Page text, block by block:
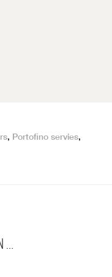
, Portofino servies,
…